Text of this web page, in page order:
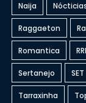
Naija
Raggaeton
Romantica
Sertanejo SET
Tarraxinha